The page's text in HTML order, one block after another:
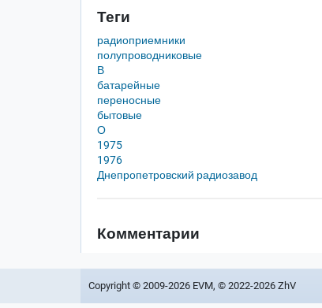
Теги
радиоприемники
полупроводниковые
В
батарейные
переносные
бытовые
О
1975
1976
Днепропетровский радиозавод
Комментарии
Copyright © 2009-2026 EVM, © 2022-2026 ZhV